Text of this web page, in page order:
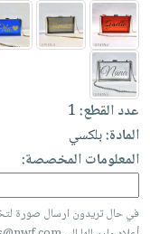
العناية
بالأسنان
الحمية
والتغذية
أدوات
المائدة
الأوعية
والتخزين
أدوات
المطبخ
الأكثر
مبيعاً
العودة
للمدارس
اكسسوارات
كتب
اكسسوارات
منزلية
اكسسوارات
شحن
مجاني
بنود
مختارة
اشتراكات
كل
الاشتراكات
صندوق
القراءة
بحث
متقدم
عدد القطع:1
المادة:بلكسي
المعلومات المخصصة: